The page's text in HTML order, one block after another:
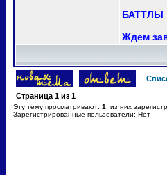
БАТТЛЫ
Ждем
Страница 1 из 1
Эту тему просматривают: 1
, из них
Зарегистрированные пользователи: Нет